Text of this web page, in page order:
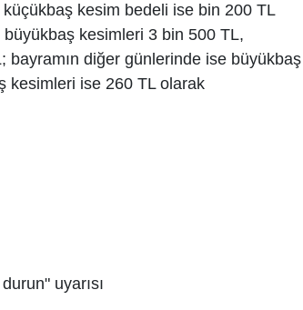
kesim bedeli ise bin 200 TL
kesimleri 3 bin 500 TL,
bayramın diğer günlerinde ise büyükbaş
kesimleri ise 260 TL olarak
uyarısı